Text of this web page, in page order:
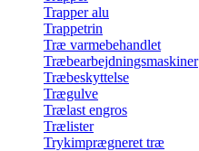
Trapper alu
Trappetrin
Træ varmebehandlet
Træbearbejdningsmaskiner
Træbeskyttelse
Trægulve
Trælast engros
Trælister
Trykimprægneret træ